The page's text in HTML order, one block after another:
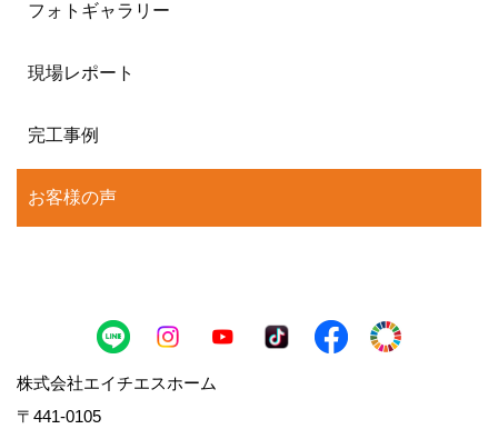
フォトギャラリー
現場レポート
完工事例
お客様の声
株式会社エイチエスホーム
〒441-0105